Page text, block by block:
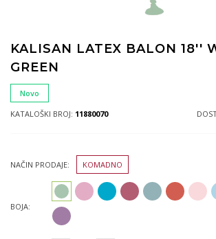
KALISAN LATEX BALON 18''
GREEN
Novo
KATALOŠKI BROJ: 11880070
NAČIN PRODAJE: KOMADNO
BOJA: